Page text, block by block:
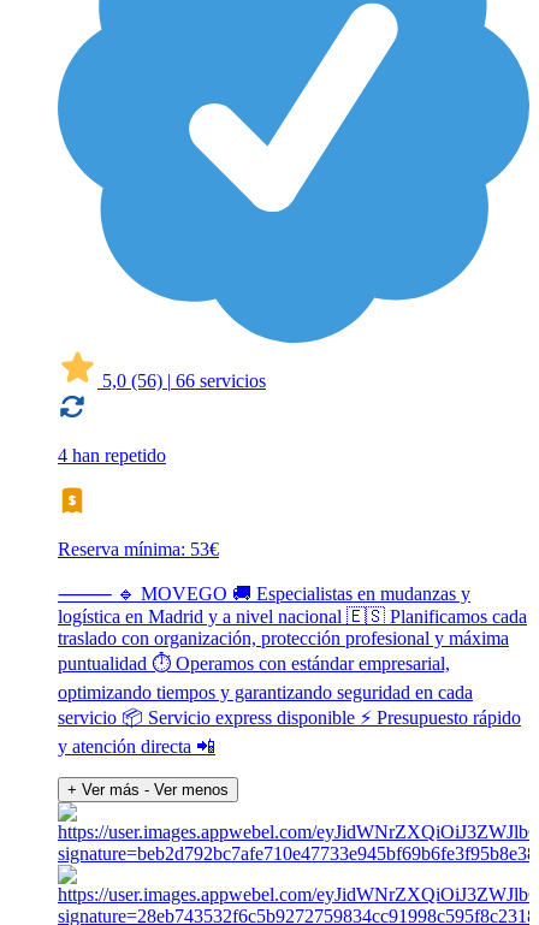
5,0 (56) | 66 servicios
4 han repetido
Reserva mínima: 53€
⸻ 🔹 MOVEGO 🚚 Especialistas en mudanzas y
logística en Madrid y a nivel nacional 🇪🇸 Planificamos cada
traslado con organización, protección profesional y máxima
puntualidad ⏱️ Operamos con estándar empresarial,
optimizando tiempos y garantizando seguridad en cada
servicio 📦 Servicio express disponible ⚡ Presupuesto rápido
y atención directa 📲
+ Ver más - Ver menos